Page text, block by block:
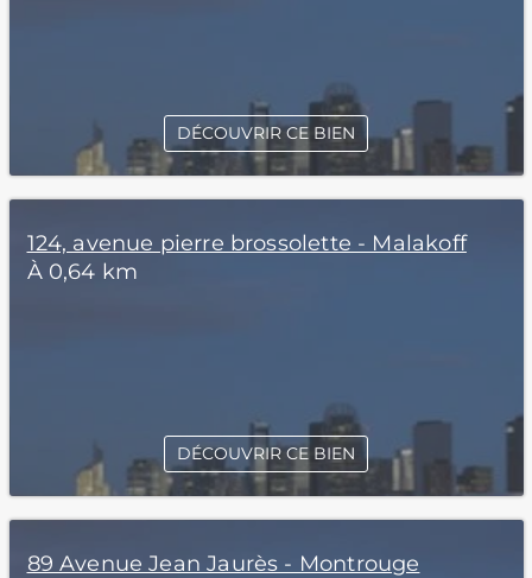
DÉCOUVRIR CE BIEN
124, avenue pierre brossolette - Malakoff
À 0,64 km
DÉCOUVRIR CE BIEN
89 Avenue Jean Jaurès - Montrouge